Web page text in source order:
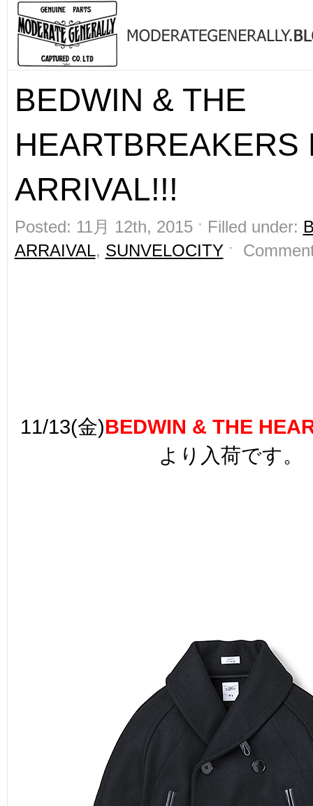
BEDWIN & THE
HEARTBREAKERS
ARRIVAL!!!
Posted: 11月 12th, 2015 ˑ Filled under:
ARRAIVAL, SUNVELOCITYˑ
11/13(金)BEDWIN & THE
より入荷です。